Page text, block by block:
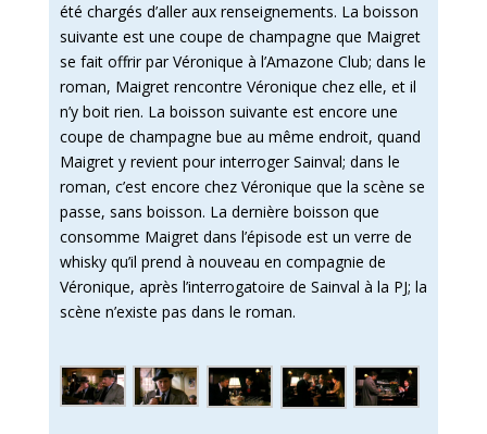
été chargés d’aller aux renseignements. La boisson
suivante est une coupe de champagne que Maigret
se fait offrir par Véronique à l’Amazone Club; dans le
roman, Maigret rencontre Véronique chez elle, et il
n’y boit rien. La boisson suivante est encore une
coupe de champagne bue au même endroit, quand
Maigret y revient pour interroger Sainval; dans le
roman, c’est encore chez Véronique que la scène se
passe, sans boisson. La dernière boisson que
consomme Maigret dans l’épisode est un verre de
whisky qu’il prend à nouveau en compagnie de
Véronique, après l’interrogatoire de Sainval à la PJ; la
scène n’existe pas dans le roman.